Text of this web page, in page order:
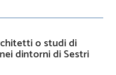
o studi di
dintorni di Sestri